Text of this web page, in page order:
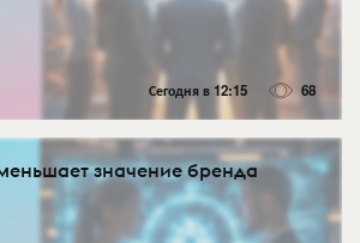
Сегодня в 12:15 68
значение бренда